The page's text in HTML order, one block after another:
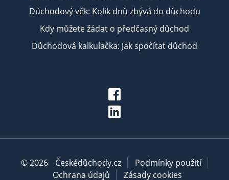
Důchodový věk: Kolik dnů zbývá do důchodu
Kdy můžete žádat o předčasný důchod
Důchodová kalkulačka: Jak spočítat důchod
© 2026 Českédůchody.cz
Podmínky použití
Ochrana údajů
Zásady cookies